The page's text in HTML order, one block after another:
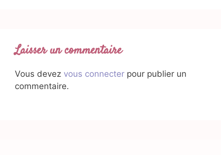
Laisser un commentaire
Vous devez vous connecter pour publier un
commentaire.